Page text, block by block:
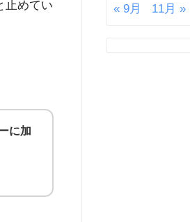
止めてい
に加
« 9月
11月 »